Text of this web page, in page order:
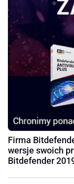
Firma
wersje swoich
Bitdefender